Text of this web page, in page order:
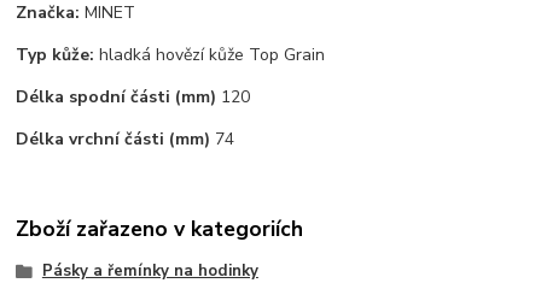
Značka: MINET
Typ kůže: hladká hovězí kůže Top Grain
Délka spodní části (mm) 120
Délka vrchní části (mm) 74
Zboží zařazeno v kategoriích
Pásky a řemínky na hodinky